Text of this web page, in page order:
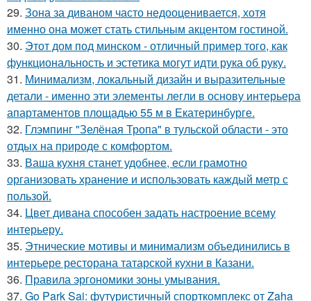
29. Зона за диваном часто недооценивается, хотя
именно она может стать стильным акцентом гостиной.
30. Этот дом под минском - отличный пример того, как
функциональность и эстетика могут идти рука об руку.
31. Минимализм, локальный дизайн и выразительные
детали - именно эти элементы легли в основу интерьера
апартаментов площадью 55 м в Екатеринбурге.
32. Глэмпинг "Зелёная Тропа" в тульской области - это
отдых на природе с комфортом.
33. Ваша кухня станет удобнее, если грамотно
организовать хранение и использовать каждый метр с
пользой.
34. Цвет дивана способен задать настроение всему
интерьеру.
35. Этнические мотивы и минимализм объединились в
интерьере ресторана татарской кухни в Казани.
36. Правила эргономики зоны умывания.
37. Go Park Sai: футуристичный спорткомплекс от Zaha